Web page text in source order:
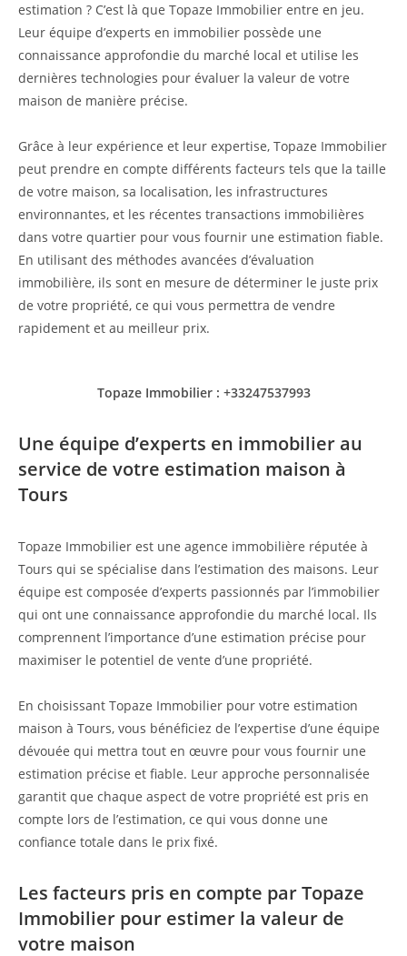
estimation ? C’est là que Topaze Immobilier entre en jeu.
Leur équipe d’experts en immobilier possède une
connaissance approfondie du marché local et utilise les
dernières technologies pour évaluer la valeur de votre
maison de manière précise.
Grâce à leur expérience et leur expertise, Topaze Immobilier
peut prendre en compte différents facteurs tels que la taille
de votre maison, sa localisation, les infrastructures
environnantes, et les récentes transactions immobilières
dans votre quartier pour vous fournir une estimation fiable.
En utilisant des méthodes avancées d’évaluation
immobilière, ils sont en mesure de déterminer le juste prix
de votre propriété, ce qui vous permettra de vendre
rapidement et au meilleur prix.
Topaze Immobilier : +33247537993
Une équipe d’experts en immobilier au
service de votre estimation maison à
Tours
Topaze Immobilier est une agence immobilière réputée à
Tours qui se spécialise dans l’estimation des maisons. Leur
équipe est composée d’experts passionnés par l’immobilier
qui ont une connaissance approfondie du marché local. Ils
comprennent l’importance d’une estimation précise pour
maximiser le potentiel de vente d’une propriété.
En choisissant Topaze Immobilier pour votre estimation
maison à Tours, vous bénéficiez de l’expertise d’une équipe
dévouée qui mettra tout en œuvre pour vous fournir une
estimation précise et fiable. Leur approche personnalisée
garantit que chaque aspect de votre propriété est pris en
compte lors de l’estimation, ce qui vous donne une
confiance totale dans le prix fixé.
Les facteurs pris en compte par Topaze
Immobilier pour estimer la valeur de
votre maison